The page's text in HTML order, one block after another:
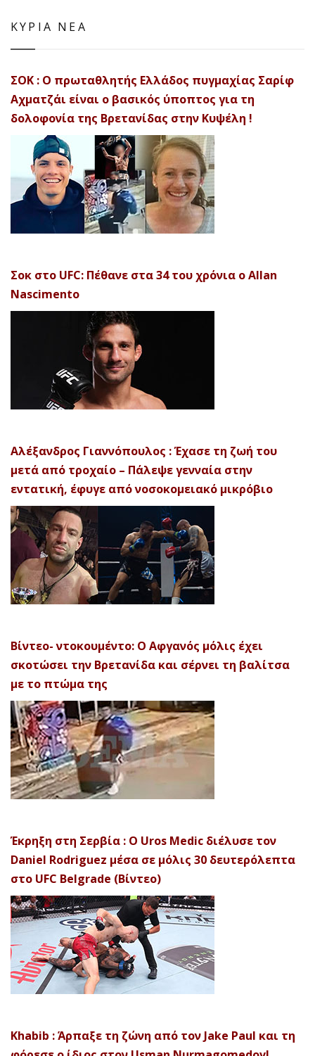
ΚΥΡΙΑ ΝΕΑ
ΣΟΚ : Ο πρωταθλητής Ελλάδος πυγμαχίας Σαρίφ
Αχματζάι είναι ο βασικός ύποπτος για τη
δολοφονία της Βρετανίδας στην Κυψέλη !
Σοκ στο UFC: Πέθανε στα 34 του χρόνια ο Allan
Nascimento
Αλέξανδρος Γιαννόπουλος : Έχασε τη ζωή του
μετά από τροχαίο – Πάλεψε γενναία στην
εντατική, έφυγε από νοσοκομειακό μικρόβιο
Βίντεο- ντοκουμέντο: Ο Αφγανός μόλις έχει
σκοτώσει την Βρετανίδα και σέρνει τη βαλίτσα
με το πτώμα της
Έκρηξη στη Σερβία : Ο Uros Medic διέλυσε τον
Daniel Rodriguez μέσα σε μόλις 30 δευτερόλεπτα
στο UFC Belgrade (Βίντεο)
Khabib : Άρπαξε τη ζώνη από τον Jake Paul και τη